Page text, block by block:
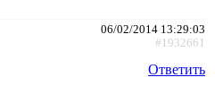
06/02/2014 13:29:03
#1932661
Ответить